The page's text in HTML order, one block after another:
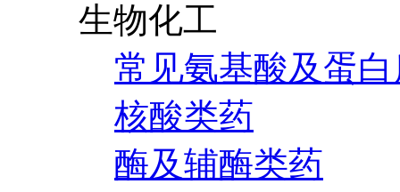
生物化工
常见氨基酸及蛋
核酸类药
酶及辅酶类药